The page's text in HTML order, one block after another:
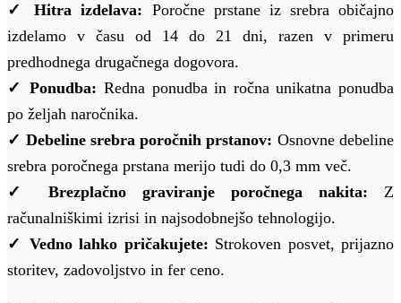
✓ Hitra izdelava: Poročne prstane iz srebra običajno
izdelamo v času od 14 do 21 dni, razen v primeru
predhodnega drugačnega dogovora.
✓ Ponudba: Redna ponudba in ročna unikatna ponudba
po željah naročnika.
✓ Debeline srebra poročnih prstanov: Osnovne debeline
srebra poročnega prstana merijo tudi do 0,3 mm več.
✓ Brezplačno graviranje poročnega nakita: Z
računalniškimi izrisi in najsodobnejšo tehnologijo.
✓ Vedno lahko pričakujete: Strokoven posvet, prijazno
storitev, zadovoljstvo in fer ceno.